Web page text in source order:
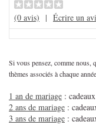
(0 avis) | Écrire un
Si vous pensez, comme nous,
thèmes associés à chaque
1 an de mariage :
2 ans de mariage :
3 ans de mariage :